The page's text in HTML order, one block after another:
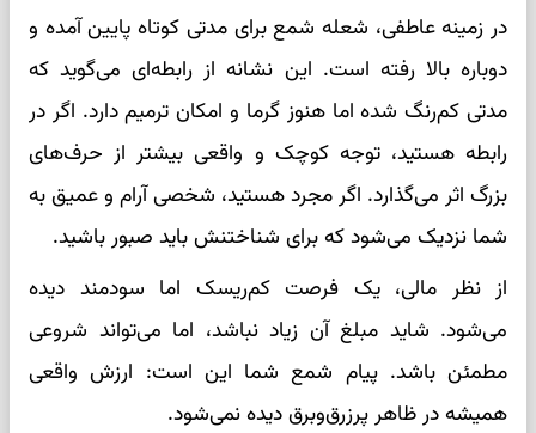
در زمینه عاطفی، شعله شمع برای مدتی کوتاه پایین آمده و
دوباره بالا رفته است. این نشانه از رابطه‌ای می‌گوید که
مدتی کم‌رنگ شده اما هنوز گرما و امکان ترمیم دارد. اگر در
رابطه هستید، توجه کوچک و واقعی بیشتر از حرف‌های
بزرگ اثر می‌گذارد. اگر مجرد هستید، شخصی آرام و عمیق به
شما نزدیک می‌شود که برای شناختنش باید صبور باشید.
از نظر مالی، یک فرصت کم‌ریسک اما سودمند دیده
می‌شود. شاید مبلغ آن زیاد نباشد، اما می‌تواند شروعی
مطمئن باشد. پیام شمع شما این است: ارزش واقعی
همیشه در ظاهر پرزرق‌وبرق دیده نمی‌شود.